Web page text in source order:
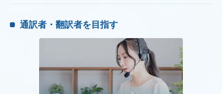
通訳者・翻訳者を目指す